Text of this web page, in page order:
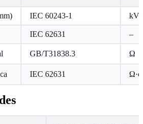
IEC 60243-1 kV/
IEC 62631 –
GB/T31838.3 Ω
IEC 62631